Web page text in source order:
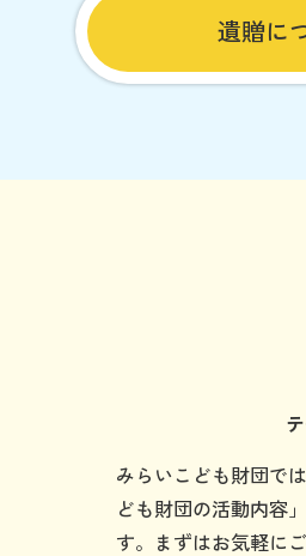
遺贈に
みらいこども財団で
ども財団の活動内容
す。まずはお気軽に